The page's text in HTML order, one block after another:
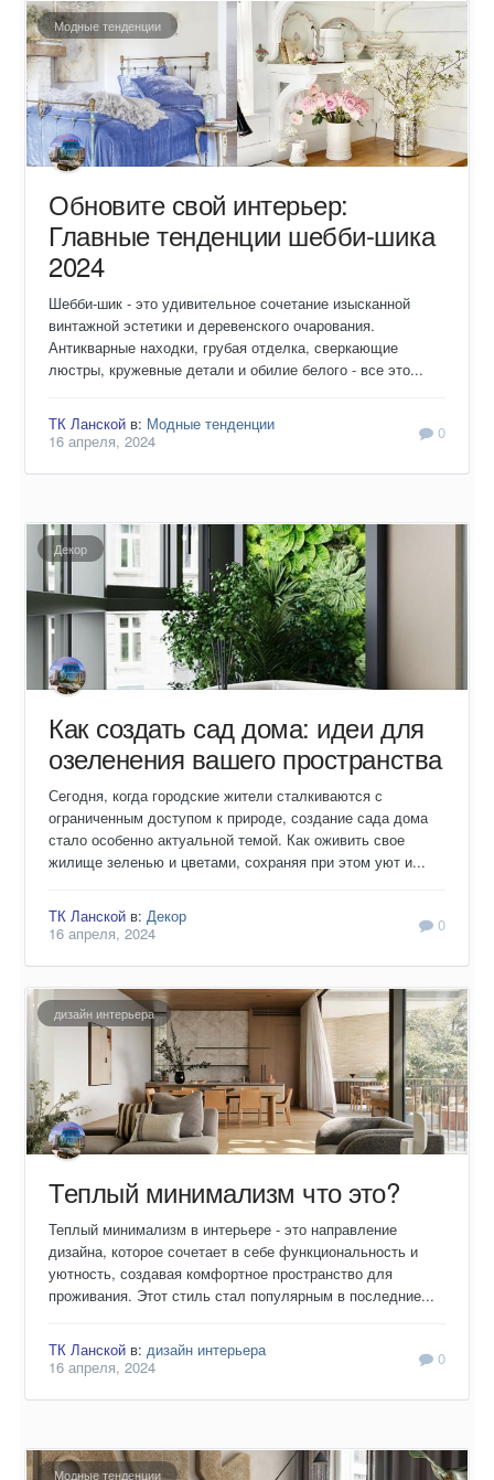
Модные тенденции
Обновите свой интерьер:
Главные тенденции шебби-шика
2024
Шебби-шик - это удивительное сочетание изысканной
винтажной эстетики и деревенского очарования.
Антикварные находки, грубая отделка, сверкающие
люстры, кружевные детали и обилие белого - все это...
ТК Ланской в: Модные тенденции
16 апреля, 2024
0
Декор
Как создать сад дома: идеи для
озеленения вашего пространства
Сегодня, когда городские жители сталкиваются с
ограниченным доступом к природе, создание сада дома
стало особенно актуальной темой. Как оживить свое
жилище зеленью и цветами, сохраняя при этом уют и...
ТК Ланской в: Декор
16 апреля, 2024
0
дизайн интерьера
Теплый минимализм что это?
Теплый минимализм в интерьере - это направление
дизайна, которое сочетает в себе функциональность и
уютность, создавая комфортное пространство для
проживания. Этот стиль стал популярным в последние...
ТК Ланской в: дизайн интерьера
16 апреля, 2024
0
Модные тенденции